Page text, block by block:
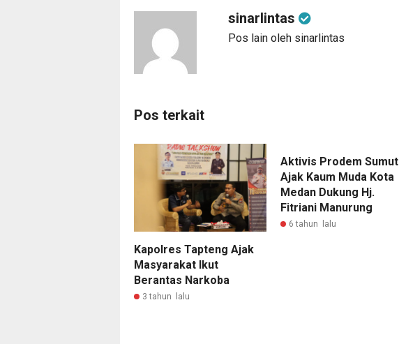
sinarlintas
Pos lain oleh sinarlintas
Pos terkait
Kapolres Tapteng Ajak
Masyarakat Ikut
Berantas Narkoba
3 tahun lalu
Aktivis Prodem Sumut
Ajak Kaum Muda Kota
Medan Dukung Hj.
Fitriani Manurung
6 tahun lalu